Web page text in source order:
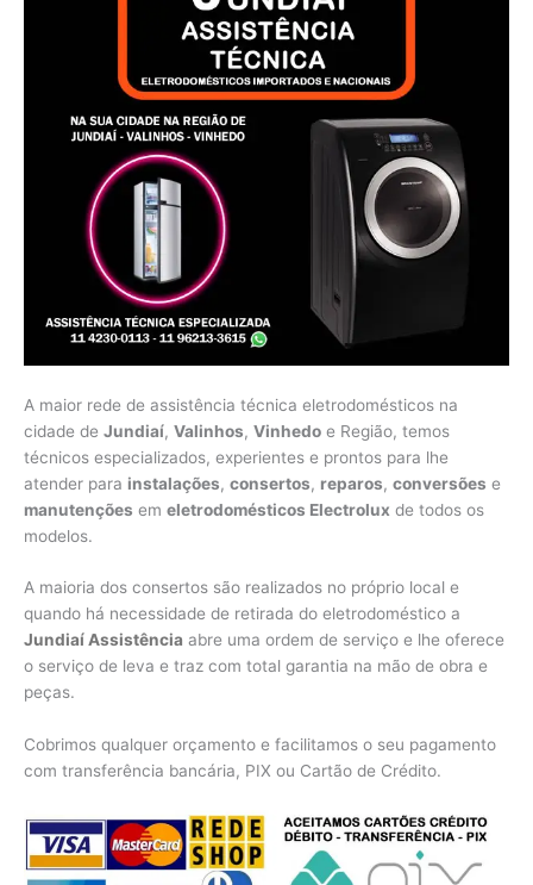
A maior rede de assistência técnica eletrodomésticos na
cidade de Jundiaí, Valinhos, Vinhedo e Região, temos
técnicos especializados, experientes e prontos para lhe
atender para instalações, consertos, reparos, conversões e
manutenções em eletrodomésticos Electrolux de todos os
modelos.
A maioria dos consertos são realizados no próprio local e
quando há necessidade de retirada do eletrodoméstico a
Jundiaí Assistência abre uma ordem de serviço e lhe oferece
o serviço de leva e traz com total garantia na mão de obra e
peças.
Cobrimos qualquer orçamento e facilitamos o seu pagamento
com transferência bancária, PIX ou Cartão de Crédito.